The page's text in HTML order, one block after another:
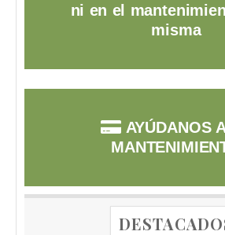
ni en el
misma
AYÚDANOS